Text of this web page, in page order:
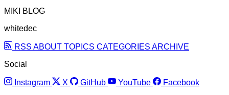
MIKI BLOG
whitedec
RSS ABOUT TOPICS CATEGORIES ARCHIVE
Social
Instagram X GitHub YouTube
Facebook